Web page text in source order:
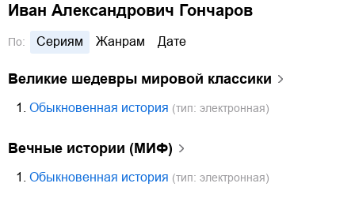
Иван Александрович Гончаров
По: Сериям Жанрам Дате
Великие шедевры мировой классики
1. Обыкновенная история (тип: электронная)
Вечные истории (МИФ)
1. Обыкновенная история (тип: электронная)